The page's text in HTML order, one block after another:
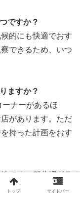
ですか？
的にも快適でおす
できるため、いつ
ますか？
ナーがあるほ
があります。ただ
持った計画をおす
です。都井岬グラ
ましたが、野生の
トップ サイドバー